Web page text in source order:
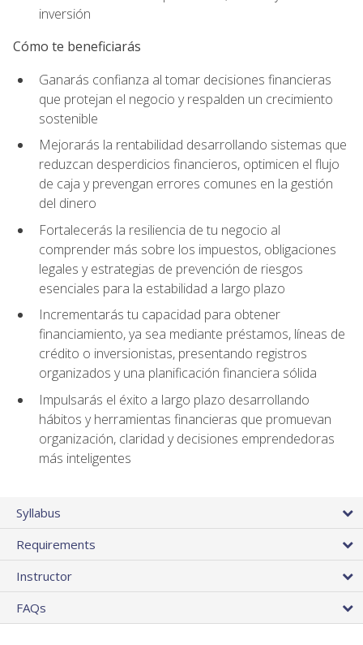
inversión
Cómo te beneficiarás
Ganarás confianza al tomar decisiones financieras
que protejan el negocio y respalden un crecimiento
sostenible
Mejorarás la rentabilidad desarrollando sistemas que
reduzcan desperdicios financieros, optimicen el flujo
de caja y prevengan errores comunes en la gestión
del dinero
Fortalecerás la resiliencia de tu negocio al
comprender más sobre los impuestos, obligaciones
legales y estrategias de prevención de riesgos
esenciales para la estabilidad a largo plazo
Incrementarás tu capacidad para obtener
financiamiento, ya sea mediante préstamos, líneas de
crédito o inversionistas, presentando registros
organizados y una planificación financiera sólida
Impulsarás el éxito a largo plazo desarrollando
hábitos y herramientas financieras que promuevan
organización, claridad y decisiones emprendedoras
más inteligentes
Syllabus
Requirements
Instructor
FAQs